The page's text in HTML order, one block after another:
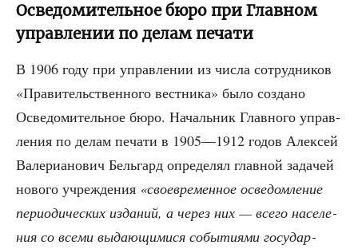
Осведомительное бюро при Главном
управлении по делам печати
В 1906 году при управ­ле­нии из чис­ла сотруд­ни­ков
«Пра­ви­тель­ствен­но­го вест­ни­ка» было созда­но
Осве­до­ми­тель­ное бюро. Началь­ник Глав­но­го управ­
ле­ния по делам печа­ти в 1905—1912 годов Алек­сей
Вале­ри­а­но­вич Бель­гард опре­де­лял глав­ной зада­чей
ново­го учре­жде­ния «свое­вре­мен­ное осве­дом­ле­ние
пери­о­ди­че­ских изда­ний, а через них — все­го насе­ле­
ния со все­ми выда­ю­щи­ми­ся собы­ти­я­ми госу­дар­